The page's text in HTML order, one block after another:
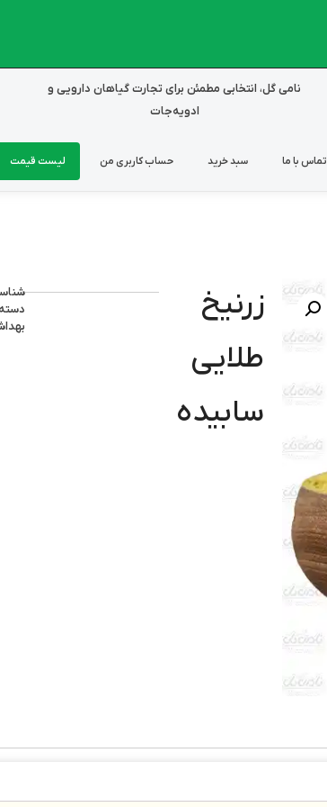
نامی گل، انتخابی مطمئن برای تجارت گیاهان دارویی و
ادویه‌جات
تماس با ما سبد خرید حساب کاربری من لیست قیمت
زرنیخ
طلایی
سابیده
شناسه